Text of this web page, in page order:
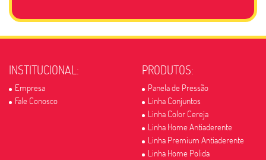
INSTITUCIONAL:
Empresa
Fale Conosco
PRODUTOS:
Panela de Pressão
Linha Conjuntos
Linha Color Cereja
Linha Home Antiaderente
Linha Premium Antiaderente
Linha Home Polida